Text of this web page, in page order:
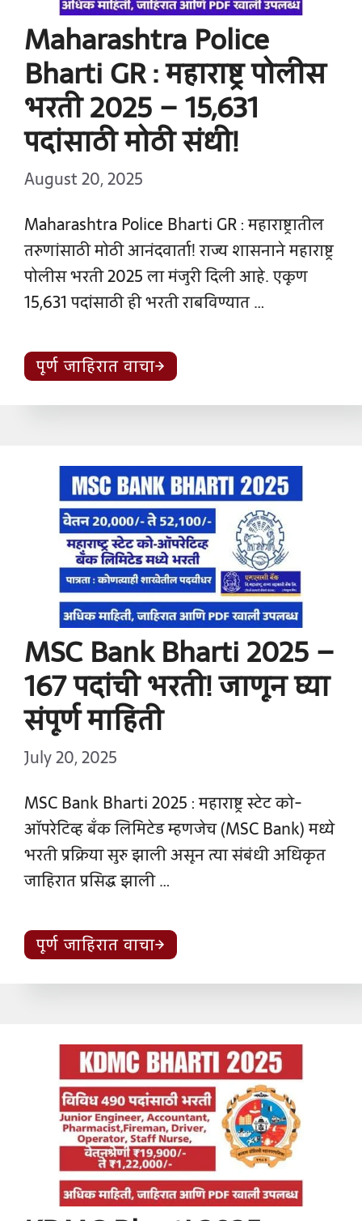
Maharashtra Police
Bharti GR : महाराष्ट्र पोलीस
भरती 2025 – 15,631
पदांसाठी मोठी संधी!
August 20, 2025
Maharashtra Police Bharti GR : महाराष्ट्रातील
तरुणांसाठी मोठी आनंदवार्ता! राज्य शासनाने महाराष्ट्र
पोलीस भरती 2025 ला मंजुरी दिली आहे. एकूण
15,631 पदांसाठी ही भरती राबविण्यात …
पूर्ण जाहिरात वाचा
MSC Bank Bharti 2025 –
167 पदांची भरती! जाणून घ्या
संपूर्ण माहिती
July 20, 2025
MSC Bank Bharti 2025 : महाराष्ट्र स्टेट को-
ऑपरेटिव्ह बँक लिमिटेड म्हणजेच (MSC Bank) मध्ये
भरती प्रक्रिया सुरु झाली असून त्या संबंधी अधिकृत
जाहिरात प्रसिद्ध झाली …
पूर्ण जाहिरात वाचा